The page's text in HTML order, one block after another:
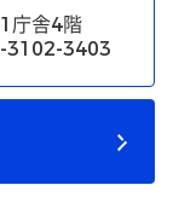
庁舎4階
3102-3403